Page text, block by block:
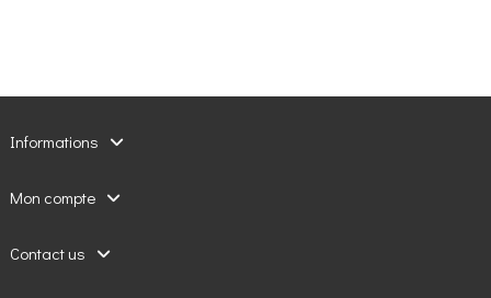
Informations
Mon compte
Contact us